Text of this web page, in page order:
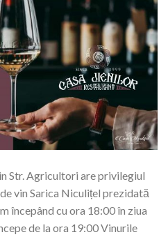
Str. Agricultori are privilegiul
vin Sarica Niculițel prezidată
începând cu ora 18:00 în ziua
de la ora 19:00 Vinurile